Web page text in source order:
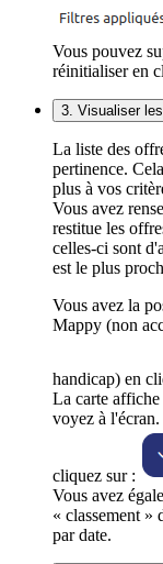
Vous pouvez
réinitialiser en
3. Visualiser
La liste des
pertinence.
plus à vos
Vous avez
restitue les
celles-ci sont
est le plus
Vous avez la
Mappy (non
handicap) en
La carte
voyez à
cliquez sur :
Vous avez
« classement »
par date.